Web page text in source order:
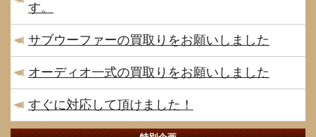
す。
サブウーファーの買取りをお願いしました
オーディオ一式の買取りをお願いしました
すぐに対応して頂けました！